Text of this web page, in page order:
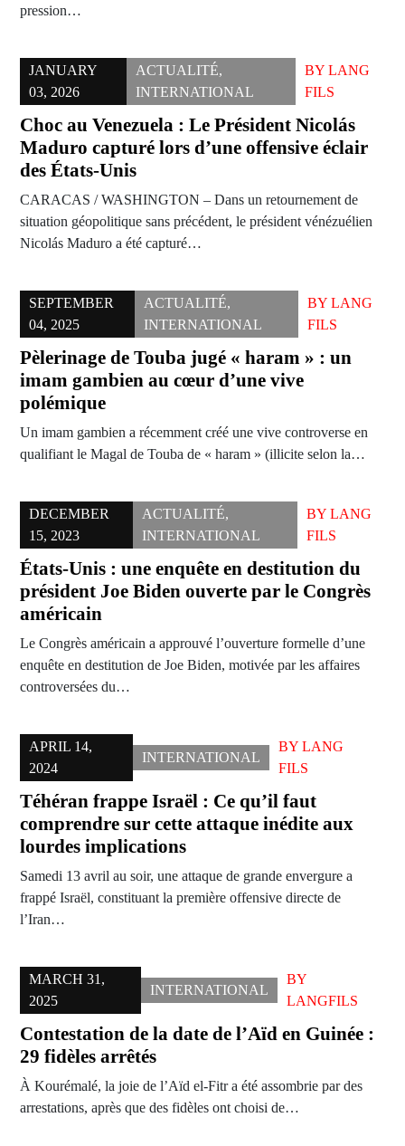
pression…
JANUARY
03, 2026
ACTUALITÉ,
INTERNATIONAL
BYLANG
FILS
Choc au Venezuela : Le Président Nicolás
Maduro capturé lors d’une offensive éclair
des États-Unis
CARACAS / WASHINGTON – Dans un retournement de
situation géopolitique sans précédent, le président vénézuélien
Nicolás Maduro a été capturé…
SEPTEMBER
04, 2025
ACTUALITÉ,
INTERNATIONAL
BYLANG
FILS
Pèlerinage de Touba jugé « haram » : un
imam gambien au cœur d’une vive
polémique
Un imam gambien a récemment créé une vive controverse en
qualifiant le Magal de Touba de « haram » (illicite selon la…
DECEMBER
15, 2023
ACTUALITÉ,
INTERNATIONAL
BYLANG
FILS
États-Unis : une enquête en destitution du
président Joe Biden ouverte par le Congrès
américain
Le Congrès américain a approuvé l’ouverture formelle d’une
enquête en destitution de Joe Biden, motivée par les affaires
controversées du…
APRIL 14,
2024
INTERNATIONAL
BYLANG
FILS
Téhéran frappe Israël : Ce qu’il faut
comprendre sur cette attaque inédite aux
lourdes implications
Samedi 13 avril au soir, une attaque de grande envergure a
frappé Israël, constituant la première offensive directe de
l’Iran…
MARCH 31,
2025
INTERNATIONAL
BY
LANGFILS
Contestation de la date de l’Aïd en Guinée :
29 fidèles arrêtés
À Kourémalé, la joie de l’Aïd el-Fitr a été assombrie par des
arrestations, après que des fidèles ont choisi de…